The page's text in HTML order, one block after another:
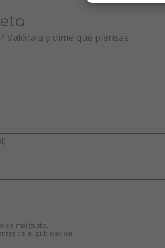
Valórala y dime qué piensas
de mal gusto.
de su publicación.